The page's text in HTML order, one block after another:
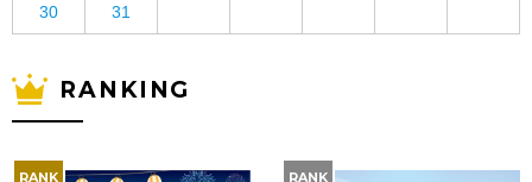
30 31
RANKING